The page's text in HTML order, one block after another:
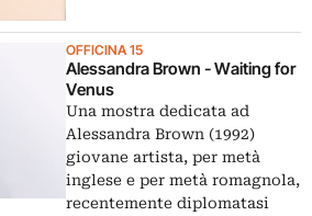
OFFICINA 15
Alessandra Brown - Waiting for
Venus
Una mostra dedicata ad
Alessandra Brown (1992)
giovane artista, per metà
inglese e per metà romagnola,
recentemente diplomatasi